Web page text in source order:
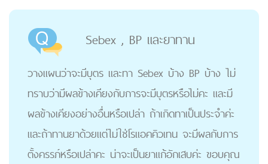
Sebex , BP และยาทาน
วางแผนว่าจะมีบุตร และทา Sebex บ้าง BP บ้าง ไม่
ทราบว่ามีผลข้างเคียงกับการจะมีบุตรหรือไม่คะ และมี
ผลข้างเคียงอย่างอื่นหรือเปล่า ถ้าเกิดทาเป็นประจำค่ะ
และถ้าทานยาด้วยแต่ไม่ใช่โรแอคคิวเทน จะมีผลกับการ
ตั้งครรภ์หรือเปล่าคะ น่าจะเป็นยาแก้อักเสบค่ะ ขอบคุณ